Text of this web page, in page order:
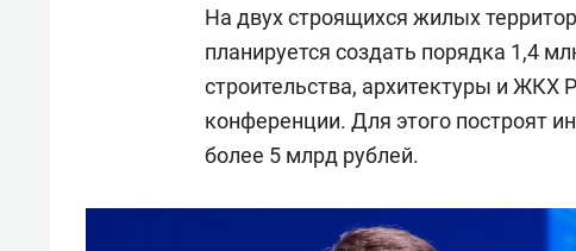
На двух строящихся жилых
планируется создать порядка 1,4
строительства, архитектуры и ЖКХ
конференции. Для этого построят
более 5 млрд рублей.